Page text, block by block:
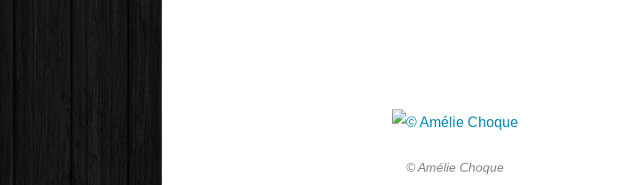
© Amélie Choque